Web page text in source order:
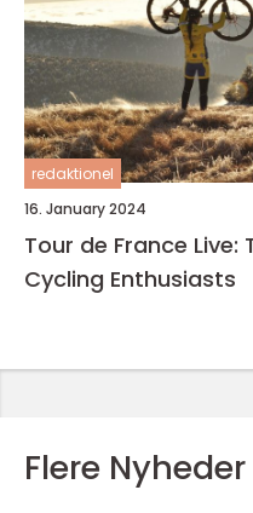
redaktionel
16. January 2024
Tour de France
Cycling Enthusiasts
Flere Nyheder